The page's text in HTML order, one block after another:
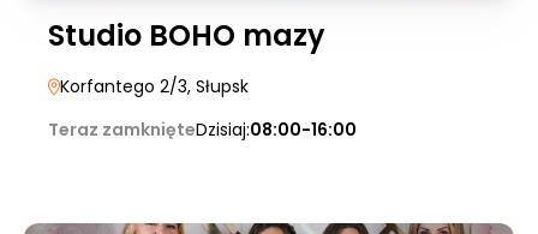
Studio BOHO mazy
Korfantego 2/3, Słupsk
Teraz zamknięteDzisiaj:08:00-16:00